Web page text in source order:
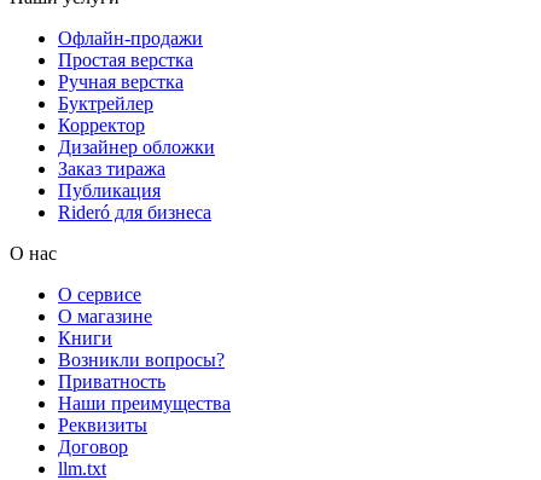
Офлайн-продажи
Простая верстка
Ручная верстка
Буктрейлер
Корректор
Дизайнер обложки
Заказ тиража
Публикация
Rideró для бизнеса
О нас
О сервисе
О магазине
Книги
Возникли вопросы?
Приватность
Наши преимущества
Реквизиты
Договор
llm.txt